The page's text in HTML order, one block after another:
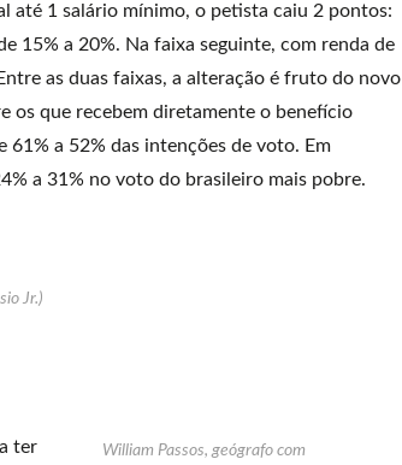
até 1 salário mínimo, o petista caiu 2 pontos:
15% a 20%. Na faixa seguinte, com renda de
as duas faixas, a alteração é fruto do novo
os que recebem diretamente o benefício
a 52% das intenções de voto. Em
a 31% no voto do brasileiro mais pobre.
Jr.)
William Passos, geógrafo com
ter